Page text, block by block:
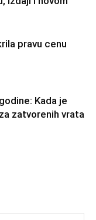
pravu cenu
Kada je
zatvorenih vrata